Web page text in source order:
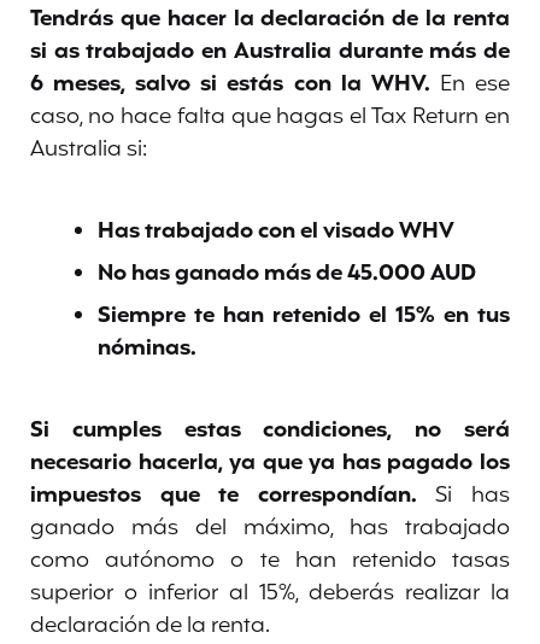
Tendrás que hacer la declaración de la renta
si as trabajado en Australia durante más de
6 meses, salvo si estás con la WHV. En ese
caso, no hace falta que hagas el Tax Return en
Australia si:
Has trabajado con el visado WHV
No has ganado más de 45.000 AUD
Siempre te han retenido el 15% en tus
nóminas.
Si cumples estas condiciones, no será
necesario hacerla, ya que ya has pagado los
impuestos que te correspondían.Si has
ganado más del máximo, has trabajado
como autónomo o te han retenido tasas
superior o inferior al 15%, deberás realizar la
declaración de la renta.